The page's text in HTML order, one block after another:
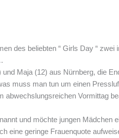
des beliebten “ Girls Day “
Maja (12) aus Nürnberg, die
muss man tun um einen
abwechslungsreichen Vormittag
und möchte jungen
eine geringe Frauenquote